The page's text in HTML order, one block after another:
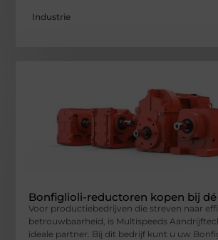
Industrie
Bonfiglioli-reductoren kopen bij
Voor productiebedrijven die streven naar
betrouwbaarheid, is Multispeeds
ideale partner. Bij dit bedrijf kunt u uw